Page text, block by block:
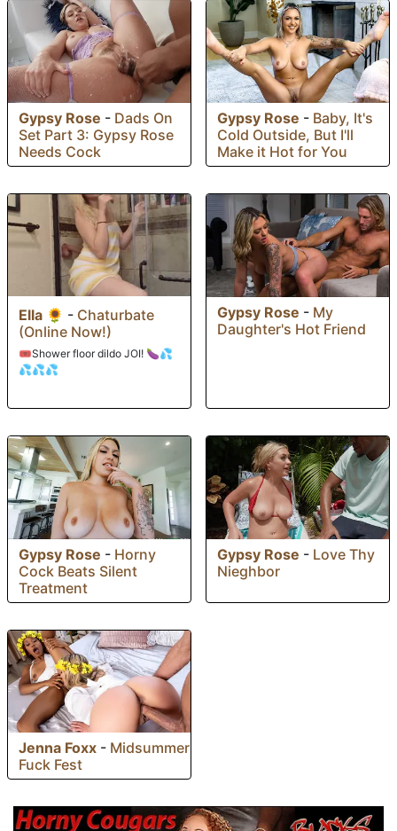
Gypsy Rose - Dads On
Set Part 3: Gypsy Rose
Needs Cock
Gypsy Rose - Baby, It's
Cold Outside, But I'll
Make it Hot for You
Ella 🌻 - Chaturbate
(Online Now!)
🎟️Shower floor dildo JOI! 🍆💦
💦💦💦
Gypsy Rose - My
Daughter's Hot Friend
Gypsy Rose - Horny
Cock Beats Silent
Treatment
Gypsy Rose - Love Thy
Nieghbor
Jenna Foxx - Midsummer
Fuck Fest